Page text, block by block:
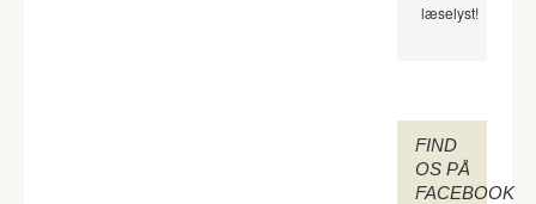
læselyst!
FIND
OS PÅ
FACEBOOK